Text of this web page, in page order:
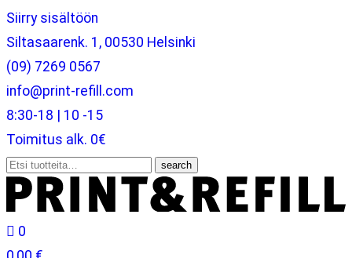
Siirry sisältöön
Siltasaarenk. 1, 00530 Helsinki
(09) 7269 0567
info@print-refill.com
8:30-18 | 10 -15
Toimitus alk. 0€
Etsi:
search
 0